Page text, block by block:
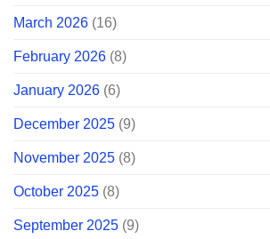
March 2026 (16)
February 2026 (8)
January 2026 (6)
December 2025 (9)
November 2025 (8)
October 2025 (8)
September 2025 (9)